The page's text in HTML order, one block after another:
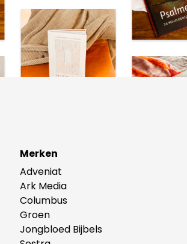
Merken
Adveniat
Ark Media
Columbus
Groen
Jongbloed Bijbels